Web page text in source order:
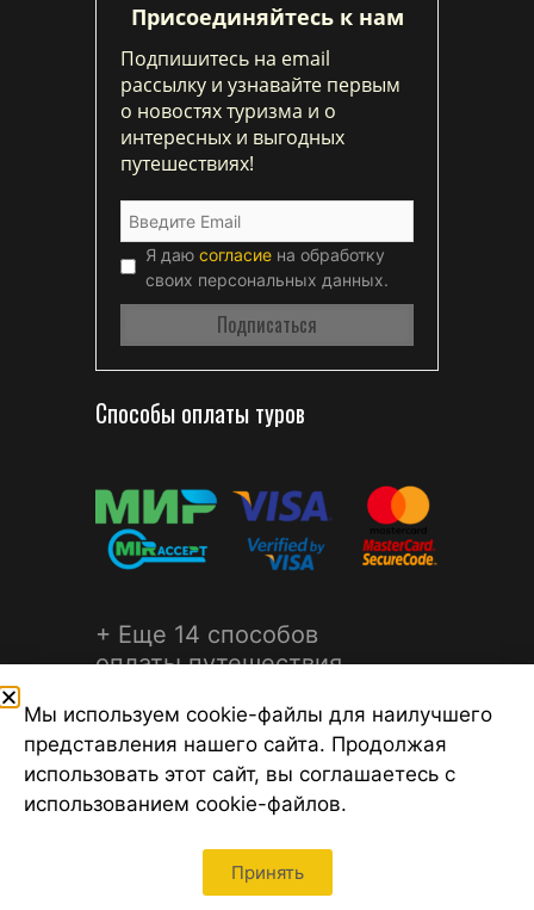
Присоединяйтесь к нам
Подпишитесь на email
рассылку и узнавайте первым
о новостях туризма и о
интересных и выгодных
путешествиях!
Я даю согласие на обработку
своих персональных данных.
Способы оплаты туров
+ Еще 14 способов
оплаты путешествия
©2026 Турагентство Турсфера - Поиск туров от надежных
Мы используем cookie-файлы для наилучшего
представления нашего сайта. Продолжая
использовать этот сайт, вы соглашаетесь с
использованием cookie-файлов.
Принять